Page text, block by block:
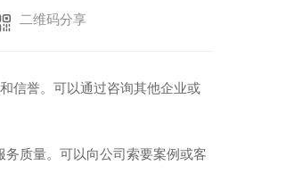
二维码分享
信誉。可以通过咨询其他企业或
质量。可以向公司索要案例或客